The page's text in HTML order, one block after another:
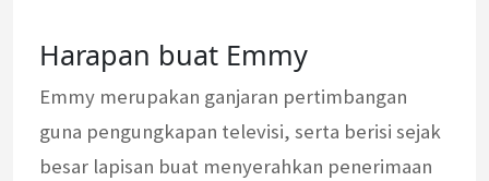
Harapan buat Emmy
Emmy merupakan ganjaran pertimbangan
guna pengungkapan televisi, serta berisi sejak
besar lapisan buat menyerahkan penerimaan